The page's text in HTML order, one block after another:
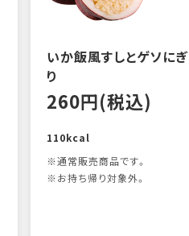
いか飯風すしとゲソにぎ
り
260円(税込)
110kcal
※通常販売商品です。
※お持ち帰り対象外。